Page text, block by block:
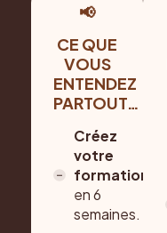
📢
CE QUE
VOUS
ENTENDEZ
PARTOUT…
Créez
votre
formation
en 6
semaines.